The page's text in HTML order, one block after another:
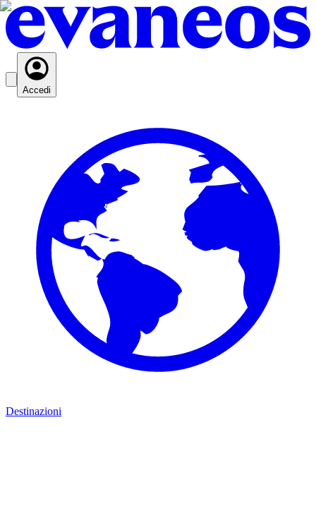
Accedi
Destinazioni